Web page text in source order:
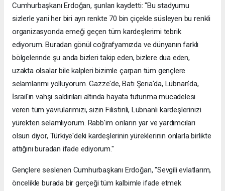
Cumhurbaşkanı Erdoğan, şunları kaydetti: "Bu stadyumu
sizlerle yani her biri ayrı renkte 70 bin çiçekle süsleyen bu renkli
organizasyonda emeği geçen tüm kardeşlerimi tebrik
ediyorum. Buradan gönül coğrafyamızda ve dünyanın farklı
bölgelerinde şu anda bizleri takip eden, bizlere dua eden,
uzakta olsalar bile kalpleri bizimle çarpan tüm gençlere
selamlarımı yolluyorum. Gazze'de, Batı Şeria'da, Lübnan'da,
İsrail'in vahşi saldırıları altında hayata tutunma mücadelesi
veren tüm yavrularımızı, sizin Filistinli, Lübnanlı kardeşlerinizi
yürekten selamlıyorum. Rabb'im onların yar ve yardımcıları
olsun diyor, Türkiye'deki kardeşlerinin yüreklerinin onlarla birlikte
attığını buradan ifade ediyorum."
Gençlere seslenen Cumhurbaşkanı Erdoğan, "Sevgili evlatlarım,
öncelikle burada bir gerçeği tüm kalbimle ifade etmek